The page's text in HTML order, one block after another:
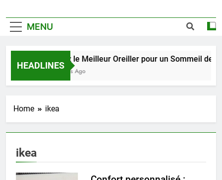
MENU
HEADLINES
Trouvez le Meilleur Oreiller pour un Sommeil de
2 Semaines Ago
Home ikea
ikea